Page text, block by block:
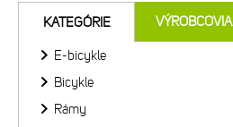
KATEGÓRIE VÝROBCOVIA
E-bicykle
Bicykle
Rámy